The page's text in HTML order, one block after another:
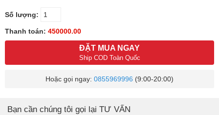
Số lượng:
Thanh toán: 450000.00
ĐẶT MUA NGAY
Ship COD Toàn Quốc
Hoặc gọi ngay: 0855969996 (9:00-20:00)
Bạn cần chúng tôi gọi lại TƯ VẤN